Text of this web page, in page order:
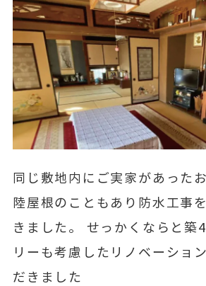
同じ敷地内にご実家があった
陸屋根のこともあり防水工事
きました。 せっかくならと築
リーも考慮したリノベーショ
だきました